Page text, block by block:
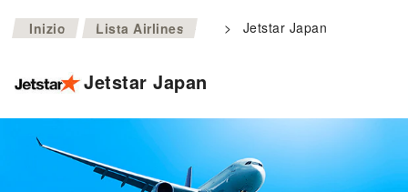
Inizio >
Lista Airlines > Jetstar Japan
Jetstar Japan